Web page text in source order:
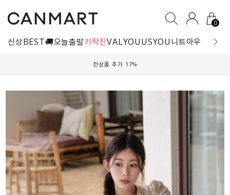
0
신상BEST🚚오늘출발키작진VALYOUUSYOU니트아우터 블라
전상품 추가 17%